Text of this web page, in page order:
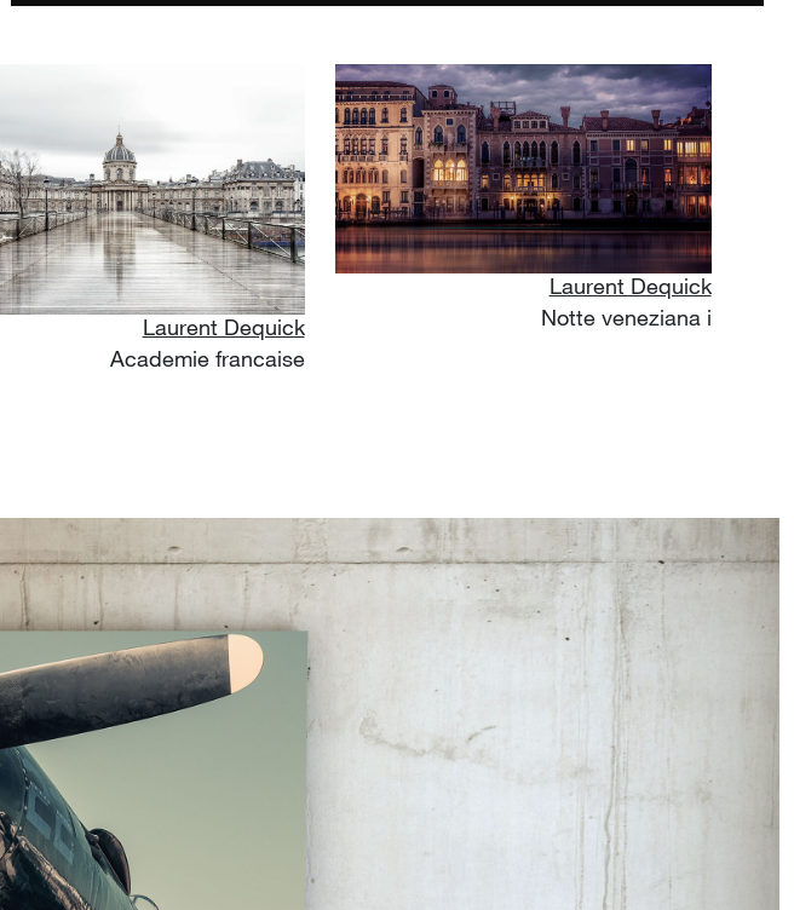
Laurent Dequick
Academie francaise
Laurent Dequick
Notte veneziana i